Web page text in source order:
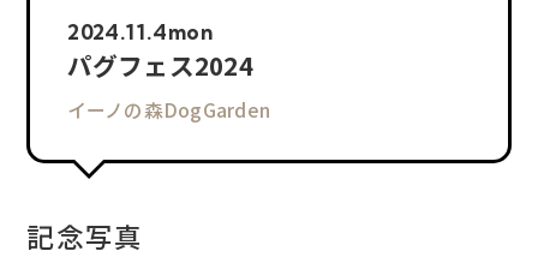
2024.11.4mon
パグフェス2024
イーノの森DogGarden
記念写真